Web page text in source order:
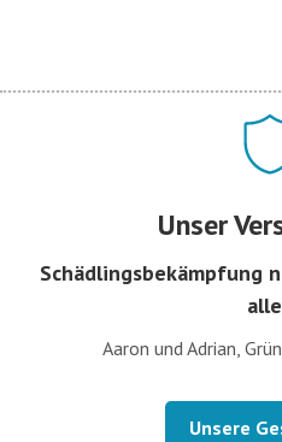
Unser
Schädlingsbekämpfung
Aaron und Adrian,
Unsere